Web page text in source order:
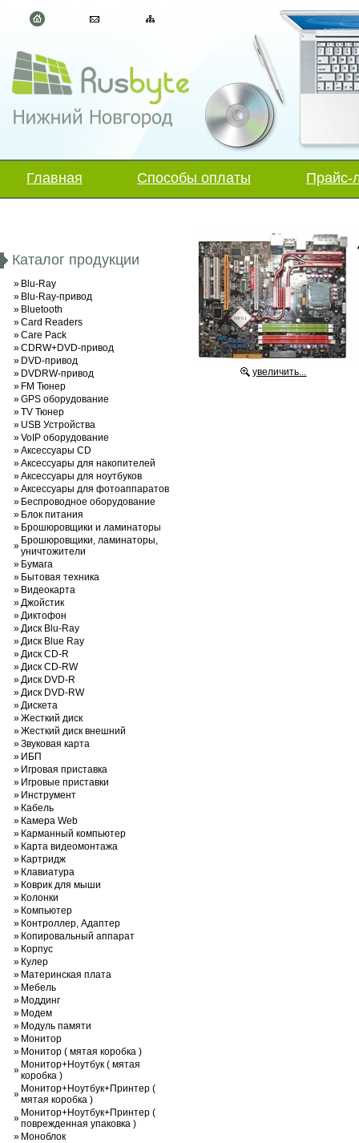
Главная Способы оплаты Прайс-
Каталог продукции
» Blu-Ray
» Blu-Ray-привод
» Bluetooth
»Card Readers
»Care Pack
»CDRW+DVD-привод
» DVD-привод
» DVDRW-привод
» FM Тюнер
»GPS оборудование
»TV Тюнер
» USB Устройства
»VoIP оборудование
»Аксессуары CD
»Аксессуары для накопителей
»Аксессуары для ноутбуков
»Аксессуары для фотоаппаратов
» Беспроводное оборудование
» Блок питания
» Брошюровщики и ламинаторы
» Брошюровщики, ламинаторы,
уничтожители
» Бумага
» Бытовая техника
» Видеокарта
»Джойстик
»Диктофон
»Диск Blu-Ray
»Диск Blue Ray
»Диск CD-R
»Диск CD-RW
»Диск DVD-R
»Диск DVD-RW
»Дискета
»Жесткий диск
»Жесткий диск внешний
»Звуковая карта
» ИБП
» Игровая приставка
» Игровые приставки
» Инструмент
» Кабель
» Камера Web
» Карманный компьютер
» Карта видеомонтажа
» Картридж
» Клавиатура
» Коврик для мыши
» Колонки
» Компьютер
» Контроллер, Адаптер
» Копировальный аппарат
» Корпус
» Кулер
» Материнская плата
» Мебель
» Моддинг
» Модем
» Модуль памяти
» Монитор
» Монитор ( мятая коробка )
» Монитор+Ноутбук ( мятая
коробка )
» Монитор+Ноутбук+Принтер (
мятая коробка )
» Монитор+Ноутбук+Принтер (
поврежденная упаковка )
» Моноблок
увеличить...